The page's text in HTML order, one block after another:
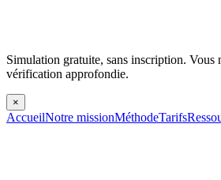
Simulation gratuite, sans inscription. Vous
vérification approfondie.
×
AccueilNotre missionMéthodeTarifs